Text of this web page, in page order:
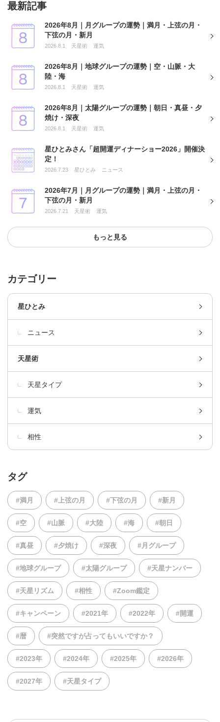
最新記事
2026年8月｜月グループの運勢｜満月・上弦の月・
下弦の月・新月
2026.8.1 天星術 運気
2026年8月｜地球グループの運勢｜空・山脈・大
陸・海
2026.8.1 天星術 運気
2026年8月｜太陽グループの運勢｜朝日・真昼・夕
焼け・深夜
2026.8.1 天星術 運気
星ひとみさん「超開運ディナーショー2026」開催決
定！
2026.7.23 星ひとみ ニュース
2026年7月｜月グループの運勢｜満月・上弦の月・
下弦の月・新月
2026.7.21 天星術 運気
もっと見る
カテゴリー
星ひとみ
ニュース
天星術
天星タイプ
運気
相性
タグ
#満月 #上弦の月 #下弦の月 #新月
#空 #山脈 #大陸 #海 #朝日
#真昼 #夕焼け #深夜 #月グループ
#地球グループ #太陽グループ #天星ナンバー
#天星リズム #相性 #Zoom鑑定
#キャンペーン #2021年 #2022年 #開運
#暦 #突然ですが占ってもいいですか？
#2023年 #2024年 #2025年 #2026年
#2027年 #天星タイプ